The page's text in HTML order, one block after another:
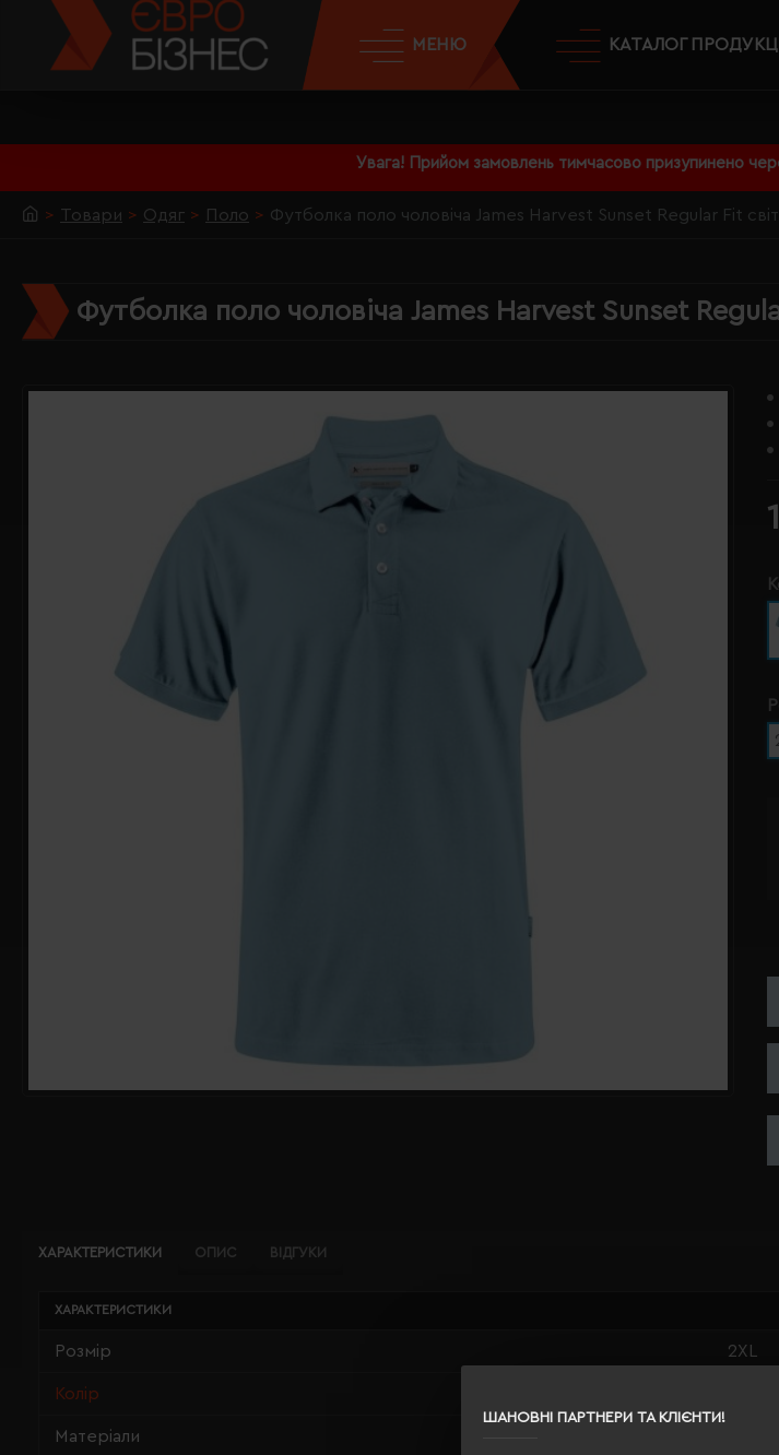
ШАНОВНІ ПАРТНЕРИ ТА КЛІЄНТИ!
Увага! Прийом замовлень тимчасово призупинено
МЕНЮ КАТАЛОГ ПРОДУКЦІЇ
Товари Одяг Поло Футболка поло чоловіча James Harvest Sunset Regular Fit
Футболка поло чоловіча James Harvest Sunset
ХАРАКТЕРИСТИКИ ОПИС ВІДГУКИ
ХАРАКТЕРИСТИКИ
Розмір 2XL
Колір
Матеріали